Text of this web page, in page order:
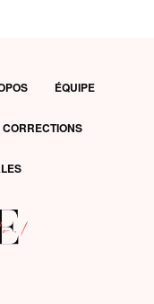
ÉQUIPE
CORRECTIONS